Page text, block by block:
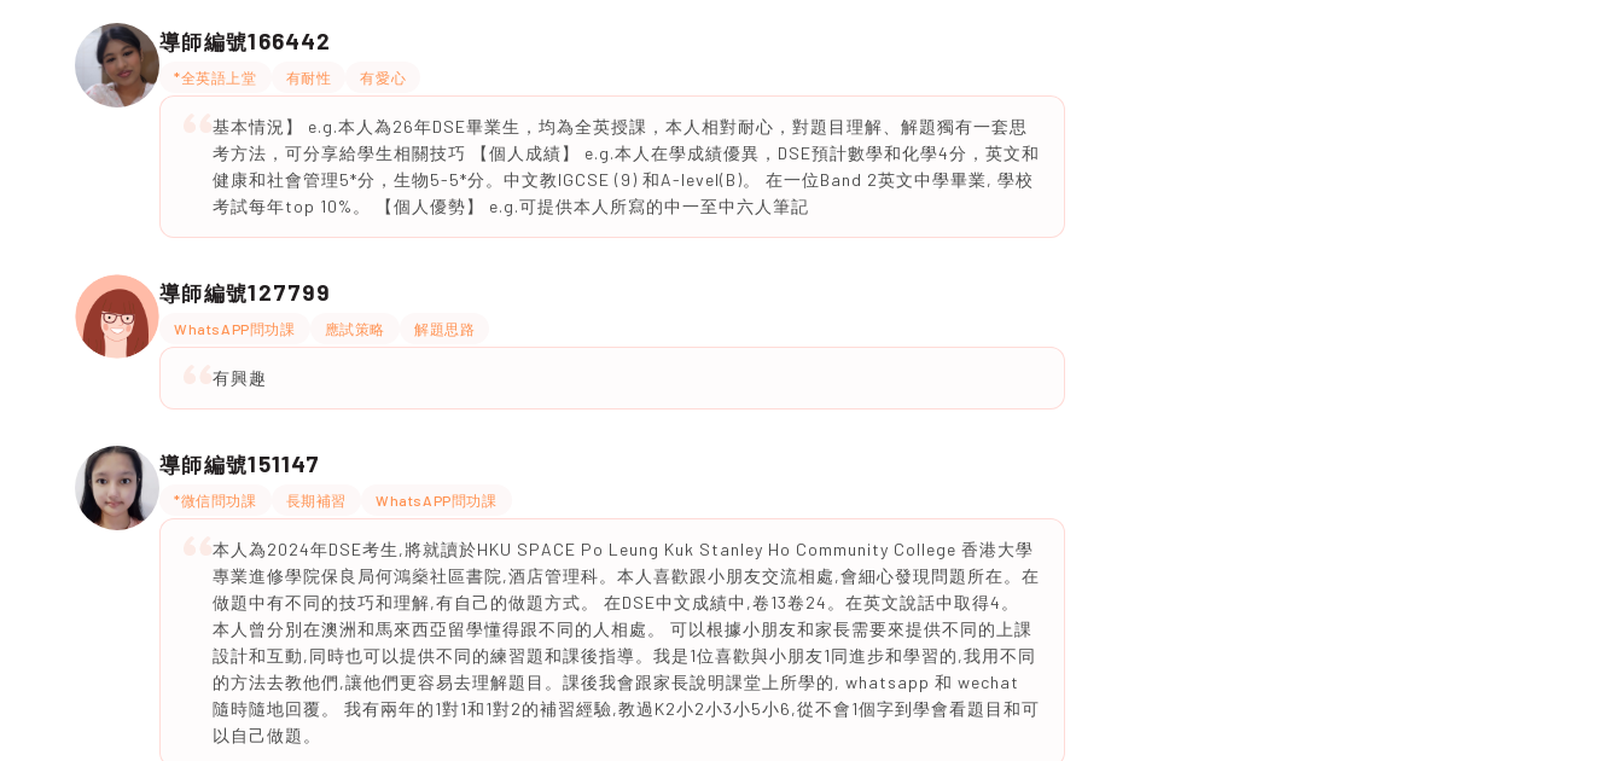
導師編號166442
*全英語上堂 有耐性 有愛心
基本情況】 e.g.本人為26年DSE畢業生，均為全英授課，本人相對耐心，對題目理解、解題獨有一套思
考方法，可分享給學生相關技巧 【個人成績】 e.g.本人在學成績優異，DSE預計數學和化學4分，英文和
健康和社會管理5*分，生物5-5*分。中文教IGCSE (9) 和A-level(B)。 在一位Band 2英文中學畢業, 學校
考試每年top 10%。 【個人優勢】 e.g.可提供本人所寫的中一至中六人筆記
導師編號127799
WhatsAPP問功課 應試策略 解題思路
有興趣
導師編號151147
*微信問功課 長期補習 WhatsAPP問功課
本人為2024年DSE考生,將就讀於HKU SPACE Po Leung Kuk Stanley Ho Community College 香港大學
專業進修學院保良局何鴻燊社區書院,酒店管理科。本人喜歡跟小朋友交流相處,會細心發現問題所在。在
做題中有不同的技巧和理解,有自己的做題方式。 在DSE中文成績中,卷13卷24。在英文說話中取得4。
本人曾分別在澳洲和馬來西亞留學懂得跟不同的人相處。 可以根據小朋友和家長需要來提供不同的上課
設計和互動,同時也可以提供不同的練習題和課後指導。我是1位喜歡與小朋友1同進步和學習的,我用不同
的方法去教他們,讓他們更容易去理解題目。課後我會跟家長說明課堂上所學的, whatsapp 和 wechat
隨時隨地回覆。 我有兩年的1對1和1對2的補習經驗,教過K2小2小3小5小6,從不會1個字到學會看題目和可
以自己做題。